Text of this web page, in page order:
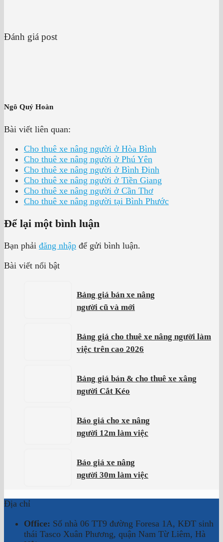
Đánh giá post
Ngô Quý Hoàn
Bài viết liên quan:
Cho thuê xe nâng người ở Hòa Bình
Cho thuê xe nâng người ở Phú Yên
Cho thuê xe nâng người ở Bình Định
Cho thuê xe nâng người ở Tiền Giang
Cho thuê xe nâng người ở Cần Thơ
Cho thuê xe nâng người tại Bình Phước
Để lại một bình luận
Bạn phải đăng nhập để gửi bình luận.
Bài viết nổi bật
Bảng giá bán xe nâng
người cũ và mới
Bảng giá cho thuê xe nâng người làm
việc trên cao 2026
Bảng giá bán & cho thuê xe xâng
người Cắt Kéo
Báo giá cho xe nâng
người 12m làm việc
Báo giá xe nâng
người 30m làm việc
Địa chỉ
Office: Số nhà 06 TT9 đường Foresa 1A, KĐT sinh
thái Tasco Xuân Phương, quận Nam Từ Liêm, Hà